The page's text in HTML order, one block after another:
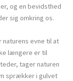
og en bevidsthed
sig omkring os.
evne til at
længere er til
tager naturen
sprækker i gulvet